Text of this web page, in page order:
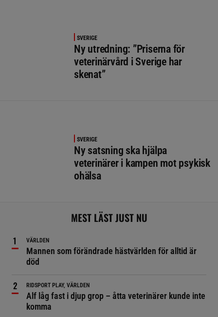
SVERIGE
Ny utredning: ”Priserna för
veterinärvård i Sverige har
skenat”
SVERIGE
Ny satsning ska hjälpa
veterinärer i kampen mot psykisk
ohälsa
MEST LÄST JUST NU
VÄRLDEN
Mannen som förändrade hästvärlden för alltid är
död
RIDSPORT PLAY, VÄRLDEN
Alf låg fast i djup grop – åtta veterinärer kunde inte
komma